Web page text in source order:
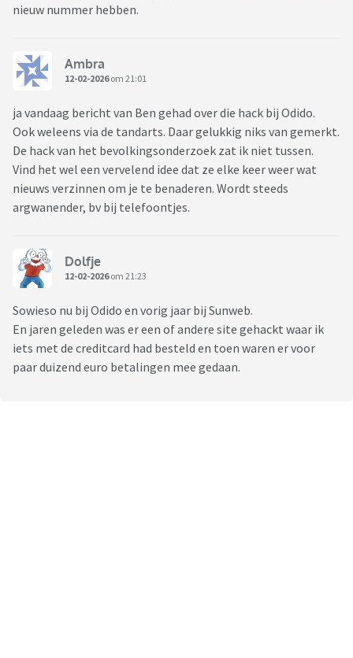
nieuw nummer hebben.
Ambra
12-02-2026om 21:01
ja vandaag bericht van Ben gehad over die hack bij Odido.
Ook weleens via de tandarts. Daar gelukkig niks van gemerkt.
De hack van het bevolkingsonderzoek zat ik niet tussen.
Vind het wel een vervelend idee dat ze elke keer weer wat
nieuws verzinnen om je te benaderen. Wordt steeds
argwanender, bv bij telefoontjes.
Dolfje
12-02-2026om 21:23
Sowieso nu bij Odido en vorig jaar bij Sunweb.
En jaren geleden was er een of andere site gehackt waar ik
iets met de creditcard had besteld en toen waren er voor
paar duizend euro betalingen mee gedaan.